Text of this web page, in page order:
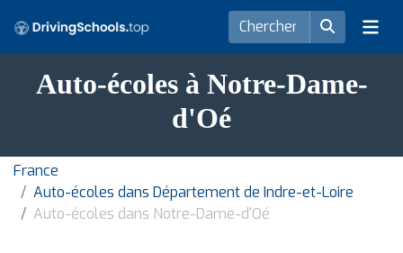
Auto-écoles à Notre-Dame-
d'Oé
France
Auto-écoles dans Département de Indre-et-Loire
Auto-écoles dans Notre-Dame-d'Oé